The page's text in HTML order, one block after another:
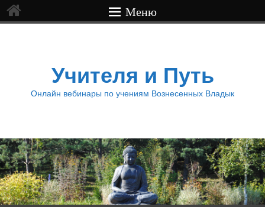
Меню
Учителя и Путь
Онлайн вебинары по учениям Вознесенных Владык